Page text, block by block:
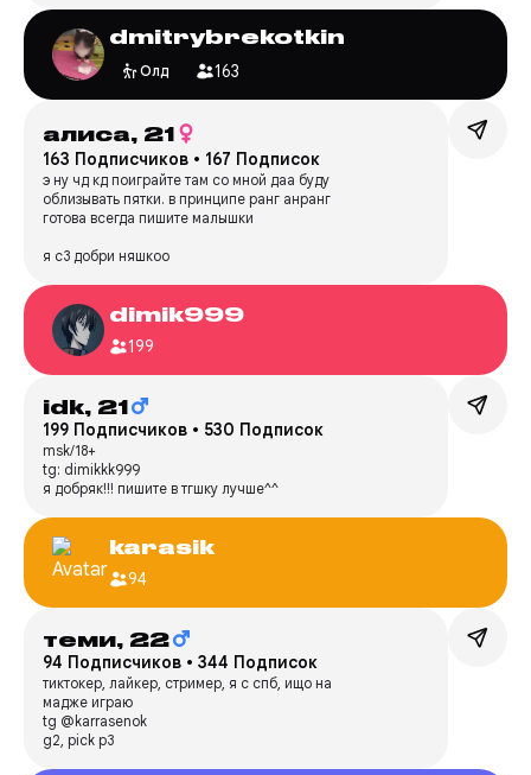
dmitrybrekotkin
Олд 163
алиса, 21
163 Подписчиков • 167 Подписок
э ну чд кд поиграйте там со мной даа буду
облизывать пятки. в принципе ранг анранг
готова всегда пишите малышки
я c3 добри няшкоо
dimik999
199
idk, 21
199 Подписчиков • 530 Подписок
msk/18+
tg: dimikkk999
я добряк!!! пишите в тгшку лучше^^
karasik
94
теми, 22
94 Подписчиков • 344 Подписок
тиктокер, лайкер, стример, я с спб, ищо на
мадже играю
tg @karrasenok
g2, pick p3